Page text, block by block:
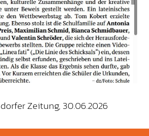
Zeitung, 30.06.2026